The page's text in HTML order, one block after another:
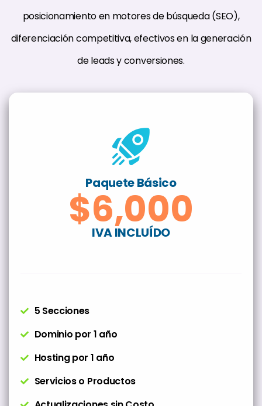
posicionamiento en motores de búsqueda (SEO),
diferenciación competitiva, efectivos en la generación
de leads y conversiones.
Paquete Básico
$6,000
IVA INCLUÍDO
5 Secciones
Dominio por 1 año
Hosting por 1 año
Servicios o Productos